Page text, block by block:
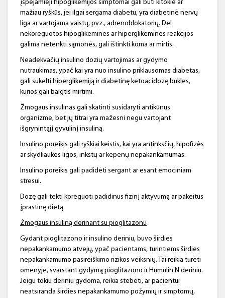
įspėjamieji hipoglikemijos simptomai gali būti kitokie ar
mažiau ryškūs, jei ilgai sergama diabetu, yra diabetinė nervų
liga ar vartojama vaistų, pvz., adrenoblokatorių. Dėl
nekoreguotos hipoglikeminės ar hiperglikeminės reakcijos
galima netenkti sąmonės, gali ištinkti koma ar mirtis.
Neadekvačių insulino dozių vartojimas ar gydymo
nutraukimas, ypač kai yra nuo insulino priklausomas diabetas,
gali sukelti hiperglikemiją ir diabetinę ketoacidozę būkles,
kurios gali baigtis mirtimi.
Žmogaus insulinas gali skatinti susidaryti antikūnus
organizme, bet jų titrai yra mažesni negu vartojant
išgrynintąjį gyvulinį insuliną.
Insulino poreikis gali ryškiai keistis, kai yra antinksčių, hipofizės
ar skydliaukės ligos, inkstų ar kepenų nepakankamumas.
Insulino poreikis gali padidėti sergant ar esant emociniam
stresui.
Dozę gali tekti koreguoti padidinus fizinį aktyvumą ar pakeitus
įprastinę dietą.
Žmogaus insuliną derinant su pioglitazonu
Gydant pioglitazono ir insulino deriniu, buvo širdies
nepakankamumo atvejų, ypač pacientams, turintiems širdies
nepakankamumo pasireiškimo rizikos veiksnių. Tai reikia turėti
omenyje, svarstant gydymą pioglitazono ir Humulin N deriniu.
Jeigu tokiu deriniu gydoma, reikia stebėti, ar pacientui
neatsiranda širdies nepakankamumo požymių ir simptomų,